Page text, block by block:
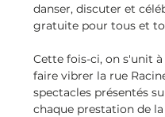
danser, discuter et
gratuite pour tous et
Cette fois-ci, on s'unit
faire vibrer la rue
spectacles présentés
chaque prestation de la